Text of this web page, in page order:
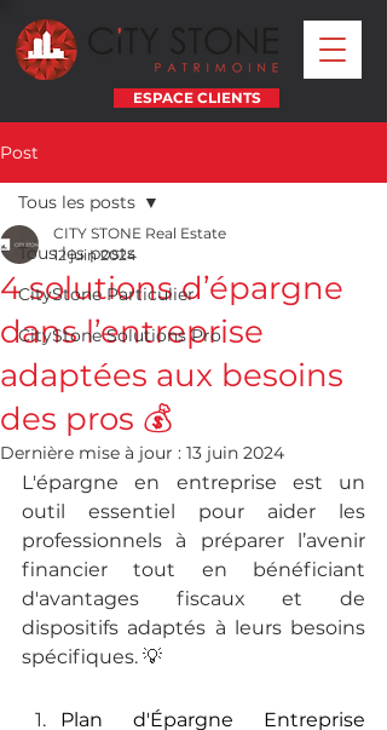
ESPACE CLIENTS
Post
Tous les posts
CityStone Particulier
CityStone Solutions Pro
Tous les posts
4 solutions d’épargne
dans l’entreprise
adaptées aux besoins
des pros 💰
CITY STONE Real Estate
12 juin 2024
Dernière mise à jour : 13 juin 2024
L'épargne en entreprise est un
outil essentiel pour aider les
professionnels à préparer l’avenir
financier tout en bénéficiant
d'avantages fiscaux et de
dispositifs adaptés à leurs besoins
spécifiques. 💡
Plan d'Épargne Entreprise